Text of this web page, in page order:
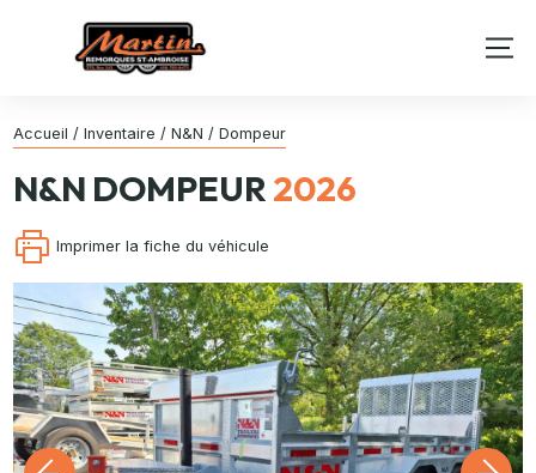
Accueil / Inventaire / N&N / Dompeur
N&N DOMPEUR2026
Imprimer la fiche du véhicule